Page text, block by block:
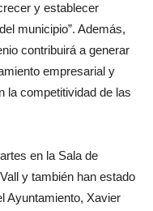
y establecer
municipio”. Además,
contribuirá a generar
empresarial y
la competitividad de las
en la Sala de
y también han estado
Ayuntamiento, Xavier